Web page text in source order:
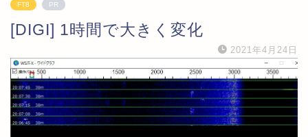
FT8 PR
[DIGI] 1時間で大きく変化
2021年4月24日